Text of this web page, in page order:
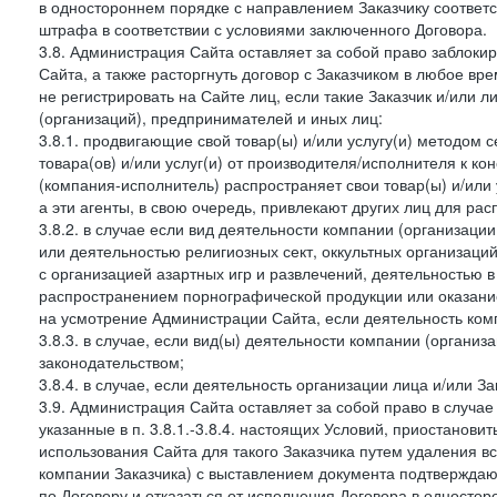
в одностороннем порядке с направлением Заказчику
штрафа в соответствии с условиями заключенного Договора.
3.8. Администрация Сайта оставляет за собой право
Сайта, а также расторгнуть договор с Заказчиком в любое
не регистрировать на Сайте лиц, если такие Заказчик и/
(организаций), предпринимателей и иных лиц:
3.8.1. продвигающие свой товар(ы) и/или услугу(и) методом
товара(ов) и/или услуг(и) от производителя/исполнителя к
(компания-исполнитель) распространяет свои товар(ы) и/
а эти агенты, в свою очередь, привлекают других лиц для
3.8.2. в случае если вид деятельности компании
или деятельностью религиозных сект, оккультных
с организацией азартных игр и развлечений,
распространением порнографической продукции или
на усмотрение Администрации Сайта, если деятельность
3.8.3. в случае, если вид(ы) деятельности компании
законодательством;
3.8.4. в случае, если деятельность организации лица и/или
3.9. Администрация Сайта оставляет за собой право в
указанные в п. 3.8.1.-3.8.4. настоящих Условий,
использования Сайта для такого Заказчика путем
компании Заказчика) с выставлением документа